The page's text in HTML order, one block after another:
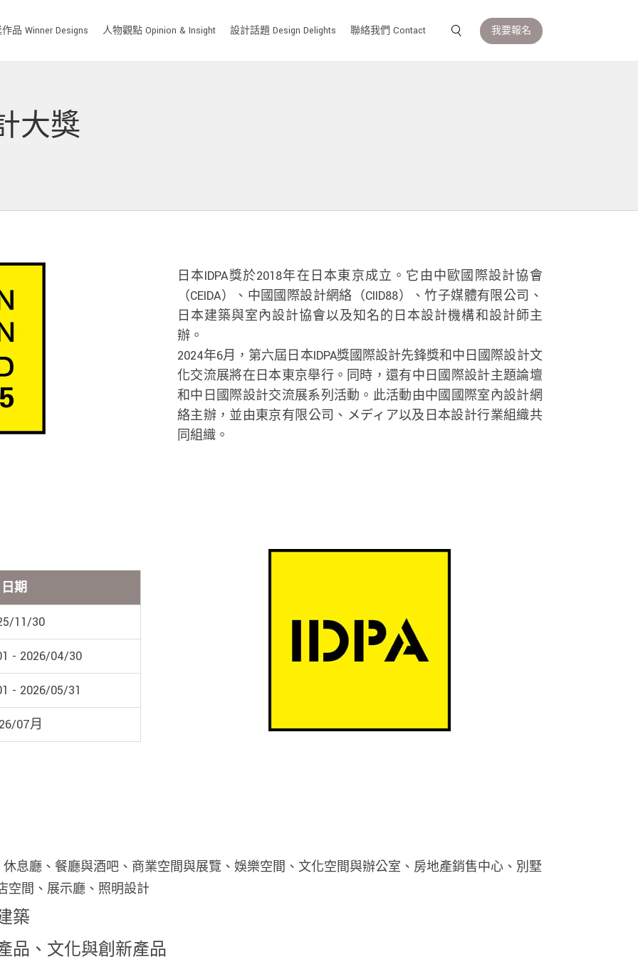
品 Winner Designs 人物觀點 Opinion & Insight 設計話題 Design Delights 聯絡我們 Contact 我要報名
大獎
日本IDPA獎於2018年在日本東京成立。它由中歐國際設計協會
（CEIDA）、中國國際設計網絡（CIID88）、竹子媒體有限公司、
日本建築與室內設計協會以及知名的日本設計機構和設計師主
辦。
2024年6月，第六屆日本IDPA獎國際設計先鋒獎和中日國際設計文
化交流展將在日本東京舉行。同時，還有中日國際設計主題論壇
和中日國際設計交流展系列活動。此活動由中國國際室內設計網
絡主辦，並由東京有限公司、メディア以及日本設計行業組織共
同組織。
日期
11/30
- 2026/04/30
- 2026/05/31
07月
息廳、餐廳與酒吧、商業空間與展覽、娛樂空間、文化空間與辦公室、房地產銷售中心、別墅
空間、展示廳、照明設計
築
品、文化與創新產品